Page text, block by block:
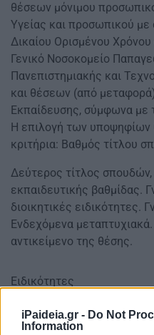
iPaideia.gr - Do Not
Information
θέσεων μόνιμου
Υγείας και προσωπικού με
Δικαίου Ορισμένου
Γενικό Νοσοκομείο
Πανεπιστημιακής και
και θέσεων (από
Εκπαίδευσης, σύμφωνα με
Η επιλογή των υποψηφίων
κριτήρια: Βαθμός τίτλου
Δεύτερος τίτλος σπουδών,
εκπαιδευτικής βαθμίδας.
διοικητικές
Ενδεχόμενα
αντικείμενο της θέσης.
Ειδικότητες
Η νέα προκήρυξη θα
Κατηγορία